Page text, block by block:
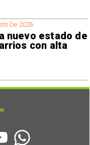
De 2026
nuevo estado de
con alta